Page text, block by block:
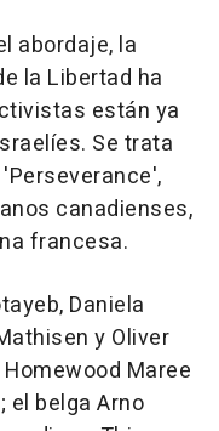
abordaje, la
la Libertad ha
están ya
Se trata
canadienses,
francesa.
Daniela
y Oliver
Maree
el belga Arno